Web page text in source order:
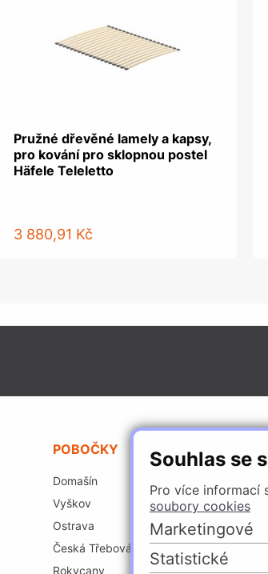
Souhlas se
Pro více informací
soubory cookies
Marketingové
Statistické
Pružné dřevěné lamely a kapsy,
pro kování pro sklopnou postel
Häfele Teleletto
3 880,91 Kč
POBOČKY
Domašín
Vyškov
Ostrava
Česká Třebová
Rokycany